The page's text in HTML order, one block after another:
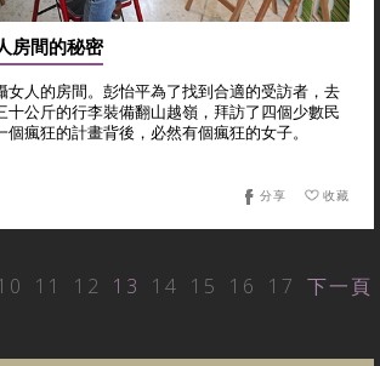
房間的秘密
女人的房間。彭怡平為了找到合適的受訪者，去
十公斤的行李裝備翻山越嶺，拜訪了四個少數民
瘋狂的計畫背後，必然有個瘋狂的女子。
收藏
分享
11 12 13 14 15 16 17 下一頁